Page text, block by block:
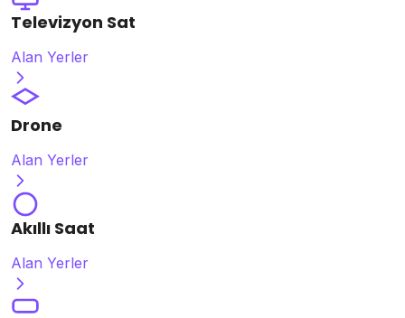
Televizyon Sat
Alan Yerler
Drone
Alan Yerler
Akıllı Saat
Alan Yerler